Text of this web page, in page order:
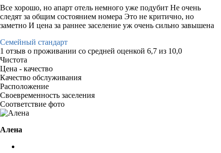
Все хорошо, но апарт отель немного уже подубит Не очень
следят за общим состоянием номера Это не критично, но
заметно И цена за раннее заселение уж очень сильно завышена
Семейный стандарт
1 отзыв о проживании со средней оценкой 6,7 из 10,0
Чистота
Цена - качество
Качество обслуживания
Расположение
Своевременность заселения
Соответствие фото
Алена